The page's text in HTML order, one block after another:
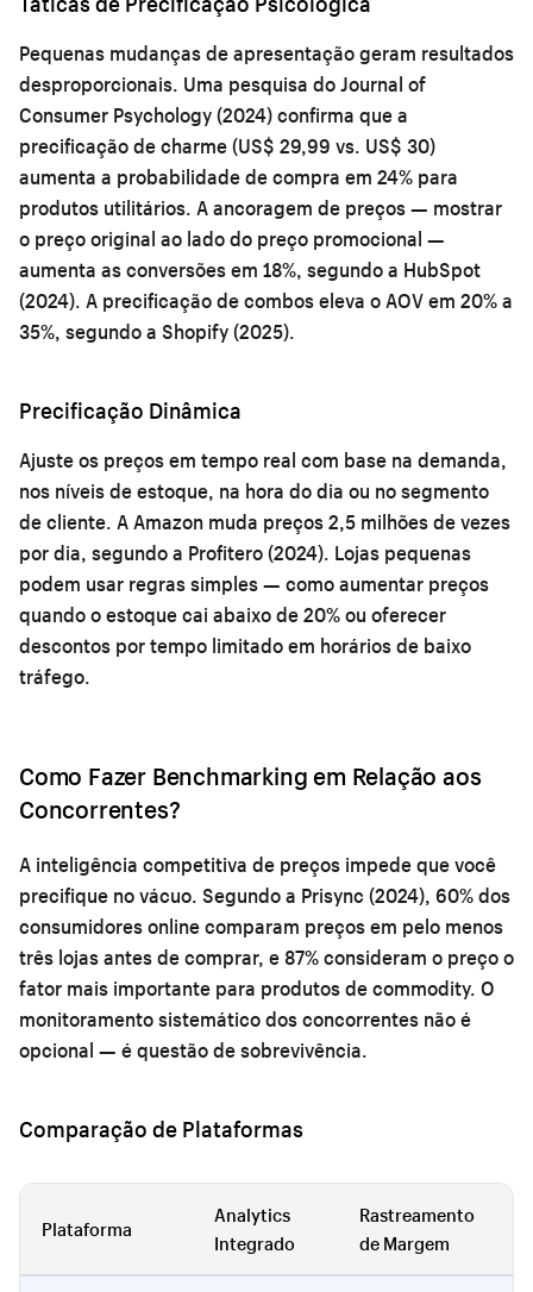
Pequenas mudanças de apresentação geram resultados
desproporcionais. Uma pesquisa do Journal of
Consumer Psychology (2024) confirma que a
precificação de charme (US$ 29,99 vs. US$ 30)
aumenta a probabilidade de compra em 24% para
produtos utilitários. A ancoragem de preços — mostrar
o preço original ao lado do preço promocional —
aumenta as conversões em 18%, segundo a HubSpot
(2024). A precificação de combos eleva o AOV em 20% a
35%, segundo a Shopify (2025).
Precificação Dinâmica
Ajuste os preços em tempo real com base na demanda,
nos níveis de estoque, na hora do dia ou no segmento
de cliente. A Amazon muda preços 2,5 milhões de vezes
por dia, segundo a Profitero (2024). Lojas pequenas
podem usar regras simples — como aumentar preços
quando o estoque cai abaixo de 20% ou oferecer
descontos por tempo limitado em horários de baixo
tráfego.
Como Fazer Benchmarking em Relação aos
Concorrentes?
A inteligência competitiva de preços impede que você
precifique no vácuo. Segundo a Prisync (2024), 60% dos
consumidores online comparam preços em pelo menos
três lojas antes de comprar, e 87% consideram o preço o
fator mais importante para produtos de commodity. O
monitoramento sistemático dos concorrentes não é
opcional — é questão de sobrevivência.
Comparação de Plataformas
Plataforma
Analytics
Integrado
Rastreamento
de Margem